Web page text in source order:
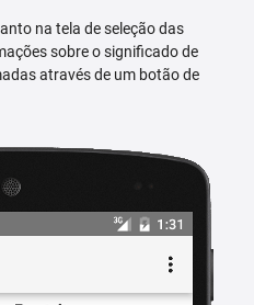
na tela de seleção das
sobre o significado de
através de um botão de